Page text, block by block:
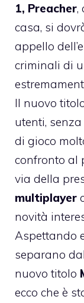
1, Preacher,
casa, si
appello
criminali di
Il nuovo
utenti,
di gioco
confronto al
via della
multiplayer
novità
Aspettando
separano
nuovo titolo
ecco che è